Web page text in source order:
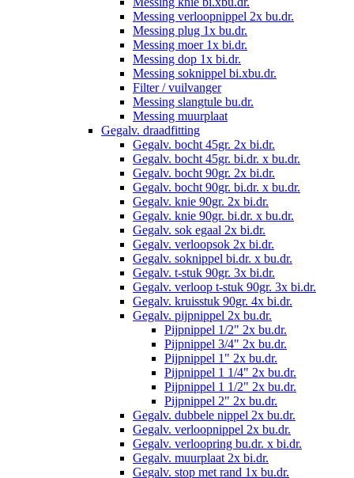
Messing verloopnippel 2x bu.dr.
Messing plug 1x bu.dr.
Messing moer 1x bi.dr.
Messing dop 1x bi.dr.
Messing soknippel bi.xbu.dr.
Filter / vuilvanger
Messing slangtule bu.dr.
Messing muurplaat
Gegalv. draadfitting
Gegalv. bocht 45gr. 2x bi.dr.
Gegalv. bocht 45gr. bi.dr. x bu.dr.
Gegalv. bocht 90gr. 2x bi.dr.
Gegalv. bocht 90gr. bi.dr. x bu.dr.
Gegalv. knie 90gr. 2x bi.dr.
Gegalv. knie 90gr. bi.dr. x bu.dr.
Gegalv. sok egaal 2x bi.dr.
Gegalv. verloopsok 2x bi.dr.
Gegalv. soknippel bi.dr. x bu.dr.
Gegalv. t-stuk 90gr. 3x bi.dr.
Gegalv. verloop t-stuk 90gr. 3x bi.dr.
Gegalv. kruisstuk 90gr. 4x bi.dr.
Gegalv. pijpnippel 2x bu.dr.
Pijpnippel 1/2" 2x bu.dr.
Pijpnippel 3/4" 2x bu.dr.
Pijpnippel 1" 2x bu.dr.
Pijpnippel 1 1/4" 2x bu.dr.
Pijpnippel 1 1/2" 2x bu.dr.
Pijpnippel 2" 2x bu.dr.
Gegalv. dubbele nippel 2x bu.dr.
Gegalv. verloopnippel 2x bu.dr.
Gegalv. verloopring bu.dr. x bi.dr.
Gegalv. muurplaat 2x bi.dr.
Gegalv. stop met rand 1x bu.dr.